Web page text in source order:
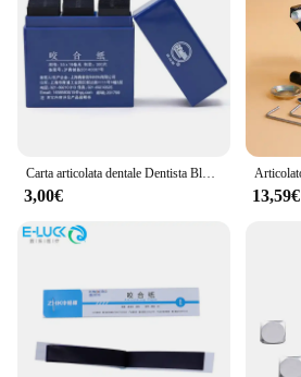
Carta articolata dentale Dentista Blu Rosso Strisce per morso fronte-retro Sbiancamento dei denti Strumenti per materiali dentali
3,00€ 13,59€